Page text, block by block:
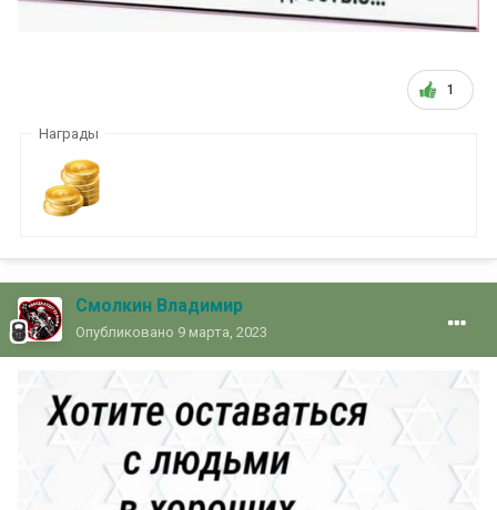
1
Награды
Смолкин Владимир
Опубликовано 9 марта, 2023